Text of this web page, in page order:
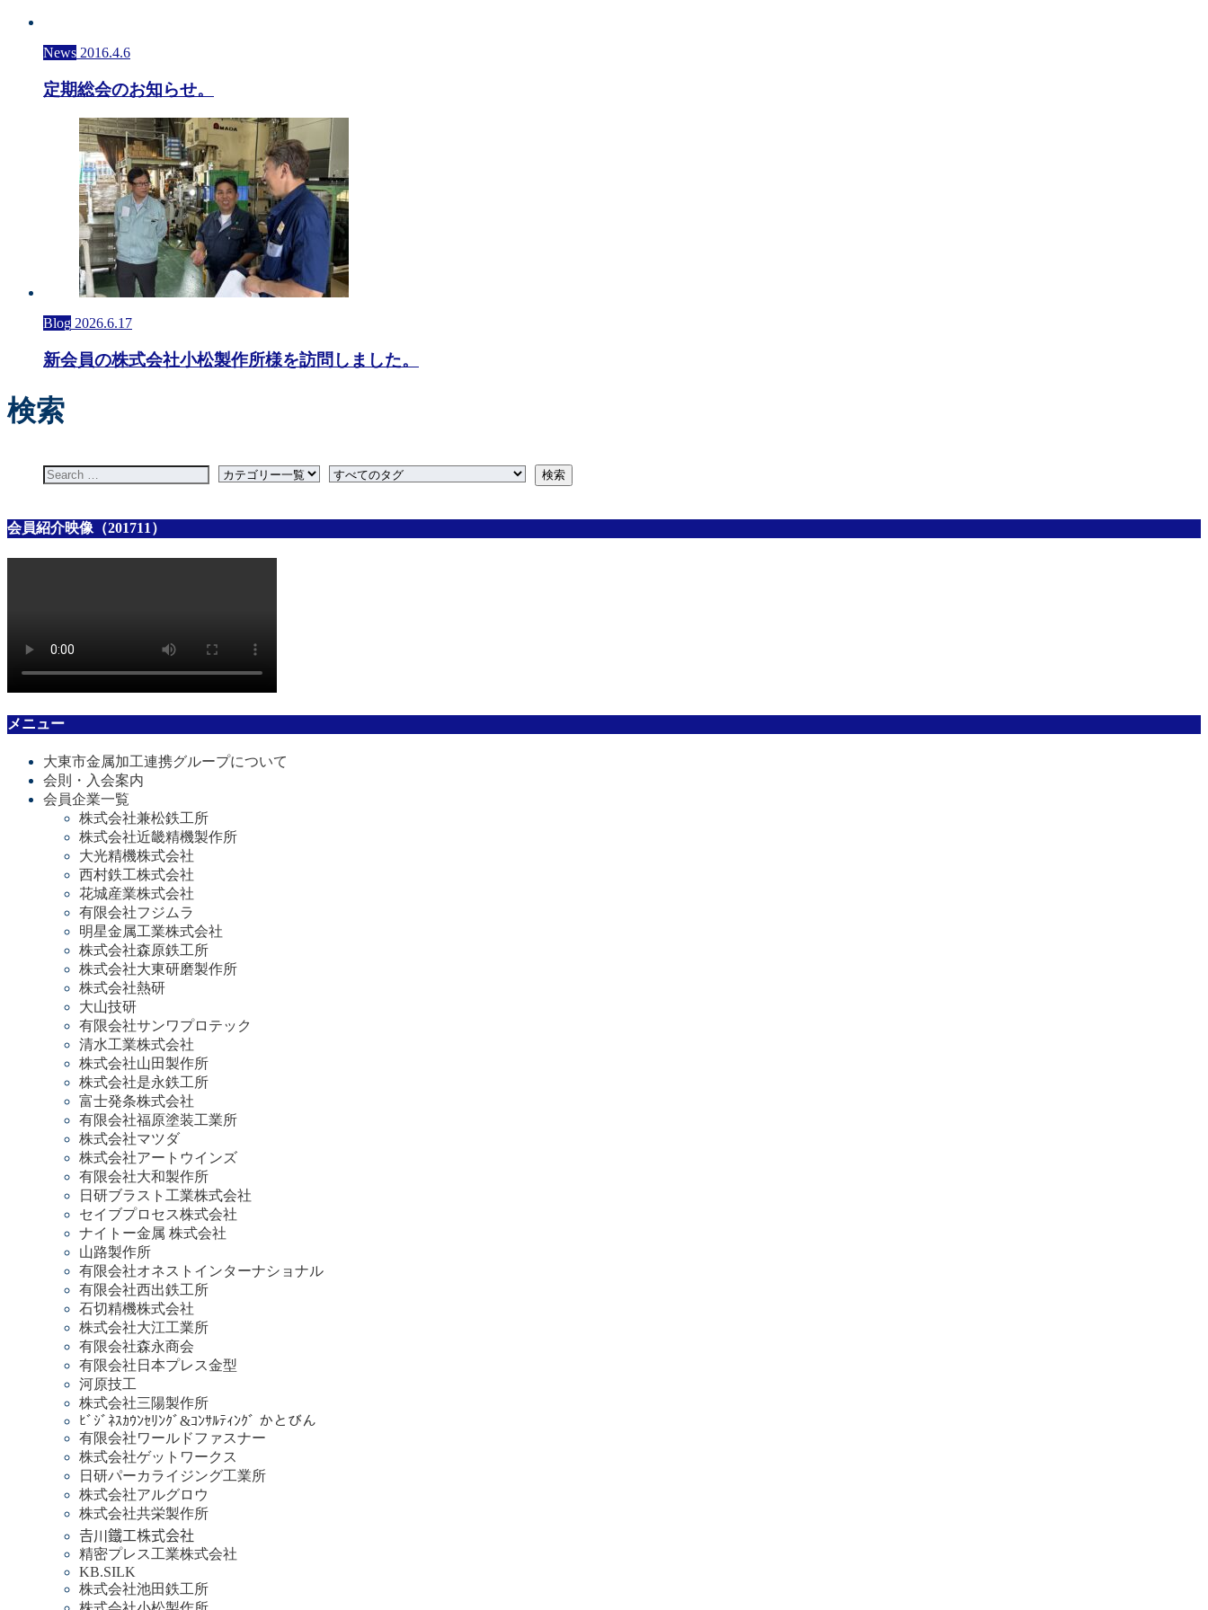
News 2016.4.6
定期総会のお知らせ。
Blog 2026.6.17
新会員の株式会社小松製作所様を訪問しました。
検索
会員紹介映像（201711）
メニュー
大東市金属加工連携グループについて
会則・入会案内
会員企業一覧
株式会社兼松鉄工所
株式会社近畿精機製作所
大光精機株式会社
西村鉄工株式会社
花城産業株式会社
有限会社フジムラ
明星金属工業株式会社
株式会社森原鉄工所
株式会社大東研磨製作所
株式会社熱研
大山技研
有限会社サンワプロテック
清水工業株式会社
株式会社山田製作所
株式会社是永鉄工所
富士発条株式会社
有限会社福原塗装工業所
株式会社マツダ
株式会社アートウインズ
有限会社大和製作所
日研ブラスト工業株式会社
セイブプロセス株式会社
ナイトー金属 株式会社
山路製作所
有限会社オネストインターナショナル
有限会社西出鉄工所
石切精機株式会社
株式会社大江工業所
有限会社森永商会
有限会社日本プレス金型
河原技工
株式会社三陽製作所
ﾋﾞｼﾞﾈｽｶｳﾝｾﾘﾝｸﾞ&ｺﾝｻﾙﾃｨﾝｸﾞ かとびん
有限会社ワールドファスナー
株式会社ゲットワークス
日研パーカライジング工業所
株式会社アルグロウ
株式会社共栄製作所
𠮷川鐵工株式会社
精密プレス工業株式会社
KB.SILK
株式会社池田鉄工所